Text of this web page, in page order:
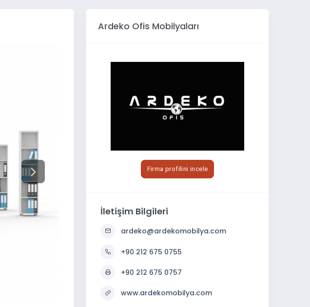
Ardeko Ofis Mobilyaları
Firma profilini incele
İletişim Bilgileri
ardeko@ardekomobilya.com
+90 212 675 0755
+90 212 675 0757
www.ardekomobilya.com